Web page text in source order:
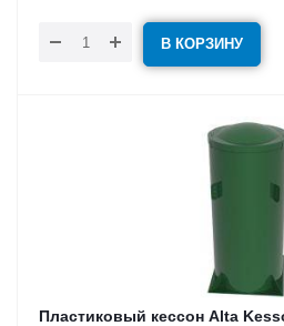
В КОРЗИНУ
Пластиковый кессон Alta